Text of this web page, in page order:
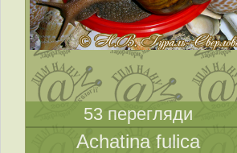
53 перегляди
Achatina fulica